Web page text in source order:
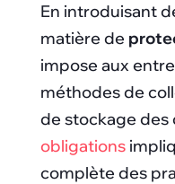
En introduisant
matière de
impose aux
méthodes de
de stockage des
obligations
complète des